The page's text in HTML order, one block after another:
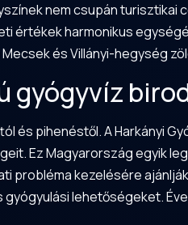
nem csupán
értékek harmonikus
és Villányi-hegység
gyógyvíz
és pihenéstől. A Harkányi
Ez Magyarország egyik
probléma kezelésére
lehetőségeket.